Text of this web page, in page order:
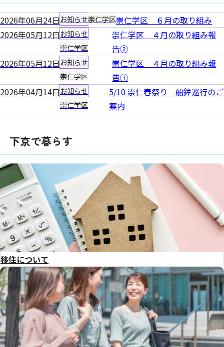
2026年06月24日 お知らせ崇仁学区崇仁学区 ６月の取り組み
2026年05月12日 お知らせ
崇仁学区
崇仁学区 ４月の取り組み報
告②
2026年05月12日 お知らせ
崇仁学区
崇仁学区 ４月の取り組み報
告①
2026年04月14日 お知らせ
崇仁学区
5/10 崇仁春祭り 船鉾巡行のご
案内
下京で暮らす
移住について